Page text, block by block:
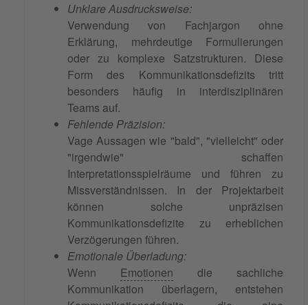
Unklare Ausdrucksweise:
Verwendung von Fachjargon ohne
Erklärung, mehrdeutige Formulierungen
oder zu komplexe Satzstrukturen. Diese
Form des Kommunikationsdefizits tritt
besonders häufig in interdisziplinären
Teams auf.
Fehlende Präzision:
Vage Aussagen wie "bald", "vielleicht" oder
"irgendwie" schaffen
Interpretationsspielräume und führen zu
Missverständnissen. In der Projektarbeit
können solche unpräzisen
Kommunikationsdefizite zu erheblichen
Verzögerungen führen.
Emotionale Überladung:
Wenn Emotionen die sachliche
Kommunikation überlagern, entstehen